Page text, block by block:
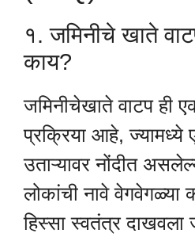
१. जमिनीचे खाते
काय?
जमिनीचेखाते वाटप ही
प्रक्रिया आहे, ज्यामध्ये
उताऱ्यावर नोंदीत
लोकांची नावे
हिस्सा स्वतंत्र दाखवला